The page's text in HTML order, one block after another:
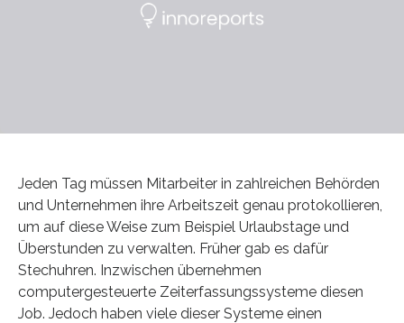
Jeden Tag müssen Mitarbeiter in zahlreichen Behörden
und Unternehmen ihre Arbeitszeit genau protokollieren,
um auf diese Weise zum Beispiel Urlaubstage und
Überstunden zu verwalten. Früher gab es dafür
Stechuhren. Inzwischen übernehmen
computergesteuerte Zeiterfassungssysteme diesen
Job. Jedoch haben viele dieser Systeme einen